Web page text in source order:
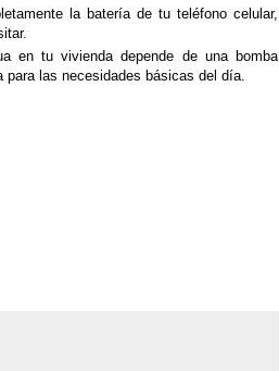
la batería de tu teléfono celular,
en tu vivienda depende de una bomba
las necesidades básicas del día.